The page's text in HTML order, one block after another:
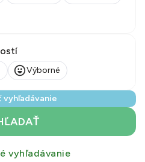
Výborné
vyhľadávanie
vyhľadávanie